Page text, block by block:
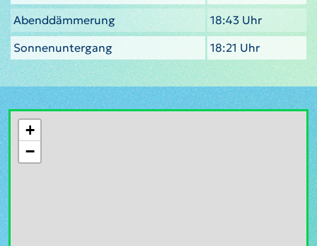
Abenddämmerung
18:43 Uhr
Sonnenuntergang
18:21 Uhr
+
−